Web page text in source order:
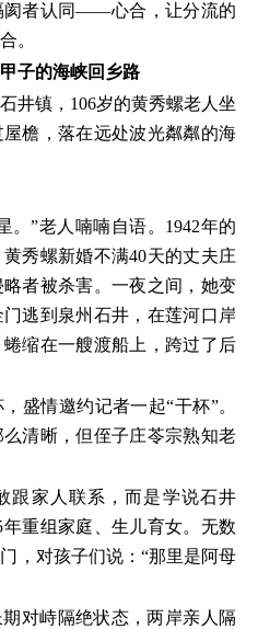
者认同——心合，让分流的
。
子的海峡回乡路
井镇，106岁的黄秀螺老人坐
檐，落在远处波光粼粼的海
。”老人喃喃自语。1942年的
秀螺新婚不满40天的丈夫庄
者被杀害。一夜之间，她变
逃到泉州石井，在莲河口岸
缩在一艘渡船上，跨过了后
盛情邀约记者一起“干杯”。
清晰，但侄子庄苓宗熟知老
跟家人联系，而是学说石井
重组家庭、生儿育女。无数
，对孩子们说：“那里是阿母
对峙隔绝状态，两岸亲人隔